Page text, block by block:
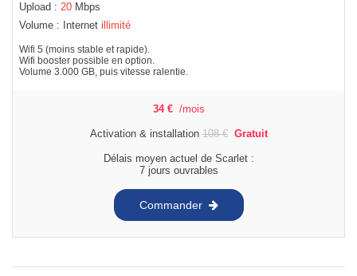
Upload : 20 Mbps
Volume : Internet illimité
Wifi 5 (moins stable et rapide).
Wifi booster possible en option.
Volume 3.000 GB, puis vitesse ralentie.
34 € /mois
Activation & installation108€ Gratuit
Délais moyen actuel de Scarlet :
7 jours ouvrables
Commander